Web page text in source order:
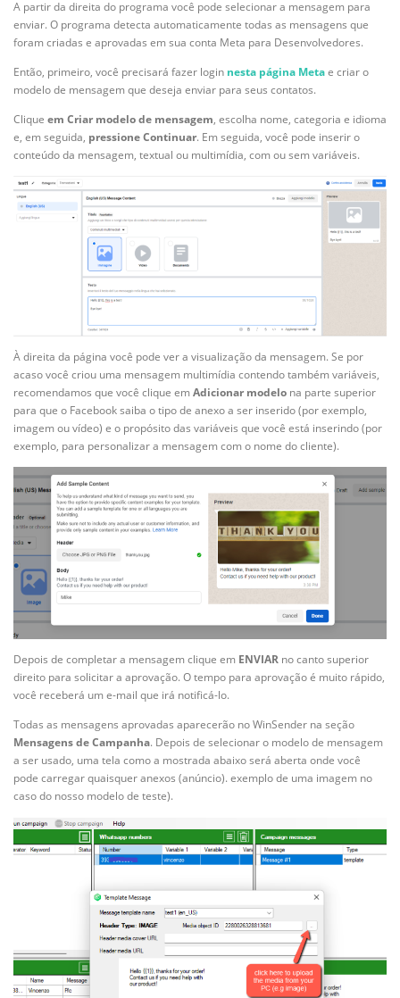
A partir da direita do programa você pode selecionar a mensagem para
enviar. O programa detecta automaticamente todas as mensagens que
foram criadas e aprovadas em sua conta Meta para Desenvolvedores.
Então, primeiro, você precisará fazer login nesta página Metae criar o
modelo de mensagem que deseja enviar para seus contatos.
Clique em Criar modelo de mensagem, escolha nome, categoria e idioma
e, em seguida, pressione Continuar. Em seguida, você pode inserir o
conteúdo da mensagem, textual ou multimídia, com ou sem variáveis.
À direita da página você pode ver a visualização da mensagem. Se por
acaso você criou uma mensagem multimídia contendo também variáveis,
recomendamos que você clique emAdicionar modelo na parte superior
para que o Facebook saiba o tipo de anexo a ser inserido (por exemplo,
imagem ou vídeo) e o propósito das variáveis que você está inserindo (por
exemplo, para personalizar a mensagem com o nome do cliente).
Depois de completar a mensagem clique em ENVIAR no canto superior
direito para solicitar a aprovação. O tempo para aprovação é muito rápido,
você receberá um e-mail que irá notificá-lo.
Todas as mensagens aprovadas aparecerão no WinSender na seção
Mensagens de Campanha. Depois de selecionar o modelo de mensagem
a ser usado, uma tela como a mostrada abaixo será aberta onde você
pode carregar quaisquer anexos (anúncio). exemplo de uma imagem no
caso do nosso modelo de teste).